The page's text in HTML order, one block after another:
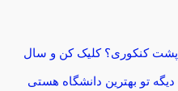
پشت کنکوری؟ کلیک کن و سال
دیگه تو بهترین دانشگاه هستی